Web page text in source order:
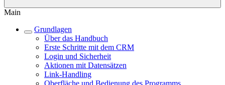
Main
Grundlagen
Über das Handbuch
Erste Schritte mit dem CRM
Login und Sicherheit
Aktionen mit Datensätzen
Link-Handling
Oberfläche und Bedienung des Programms